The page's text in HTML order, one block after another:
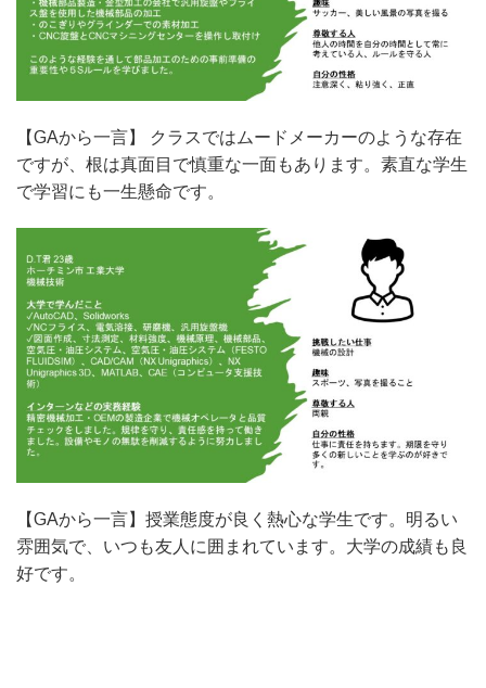
【GAから一言】 クラスではムードメーカーのような存在
ですが、根は真面目で慎重な一面もあります。素直な学生
で学習にも一生懸命です。
【GAから一言】授業態度が良く熱心な学生です。明るい
雰囲気で、いつも友人に囲まれています。大学の成績も良
好です。